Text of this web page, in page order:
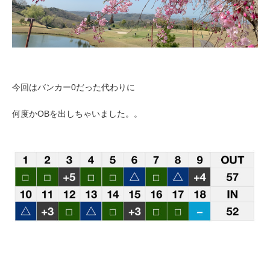
今回はバンカー0だった代わりに
何度かOBを出しちゃいました。。